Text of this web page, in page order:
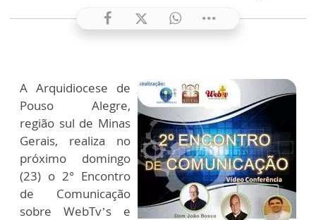
A Arquidiocese de
Pouso Alegre,
região sul de Minas
Gerais, realiza no
próximo domingo
(23) o 2° Encontro
de Comunicação
sobre WebTv’s e